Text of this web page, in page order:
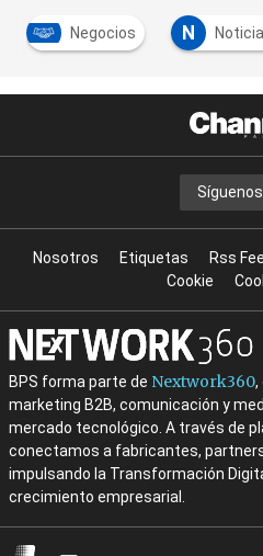
Negocios N
Síguenos
Nosotros Etiquetas Rss
Cookie
BPS forma parte de Nextwork360,
marketing B2B, comunicación y
mercado tecnológico. A través de
conectamos a fabricantes,
impulsando la Transformación
crecimiento empresarial.